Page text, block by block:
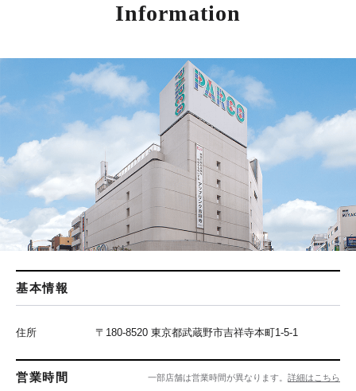
Information
基本情報
住所 〒180-8520 東京都武蔵野市吉祥寺本町1-5-1
営業時間 一部店舗は営業時間が異なります。 詳細はこちら